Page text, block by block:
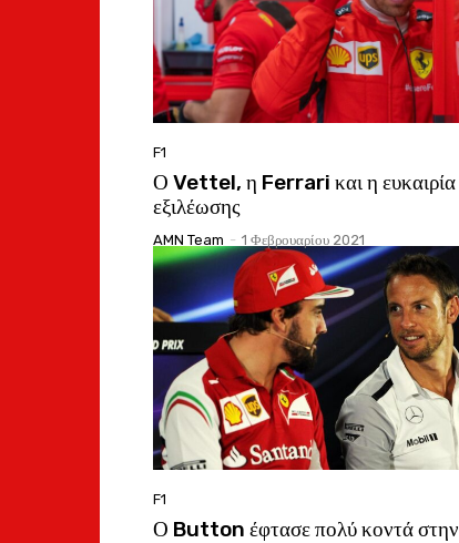
F1
Ο Vettel, η Ferrari και η ευκαιρία
εξιλέωσης
AMN Team - 1 Φεβρουαρίου 2021
F1
Ο Button έφτασε πολύ κοντά στην